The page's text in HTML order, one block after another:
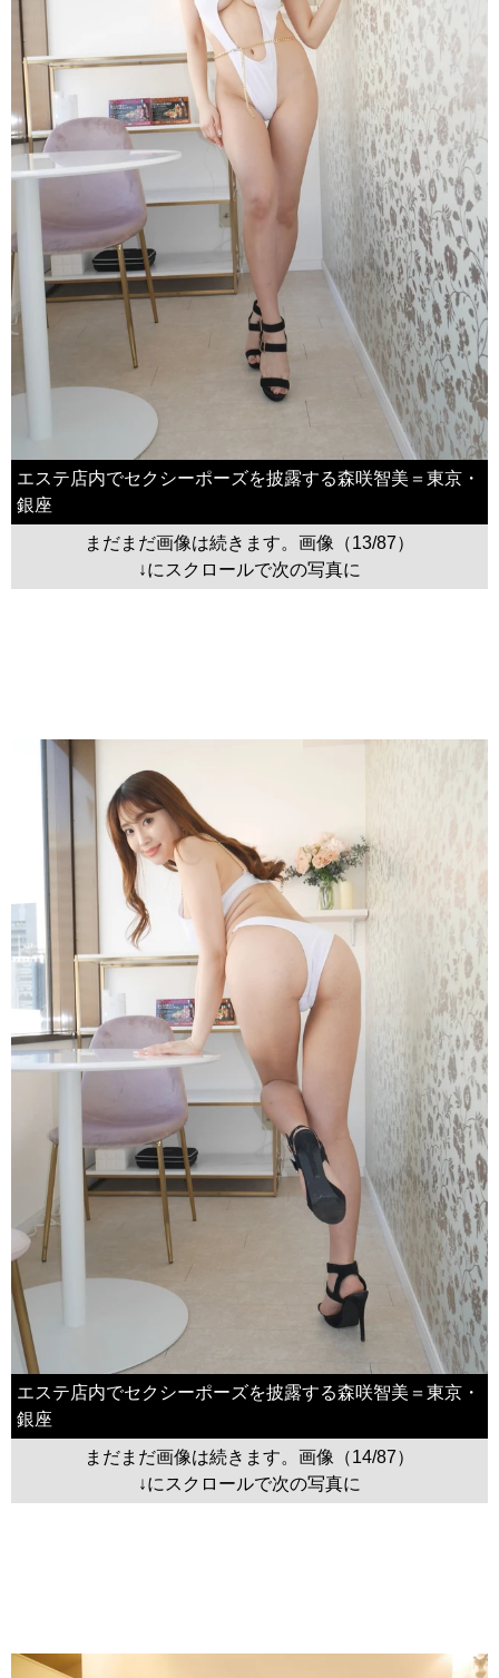
エステ店内でセクシーポーズを披露する森咲智美＝東京・
銀座
まだまだ画像は続きます。画像（13/87）
↓にスクロールで次の写真に
エステ店内でセクシーポーズを披露する森咲智美＝東京・
銀座
まだまだ画像は続きます。画像（14/87）
↓にスクロールで次の写真に